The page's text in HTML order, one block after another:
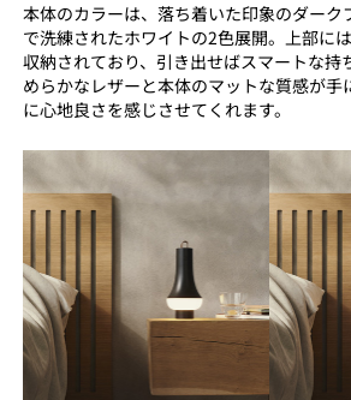
本体のカラーは、落ち着いた印象のダーク
で洗練されたホワイトの2色展開。上部に
収納されており、引き出せばスマートな持
めらかなレザーと本体のマットな質感が手
に心地良さを感じさせてくれます。